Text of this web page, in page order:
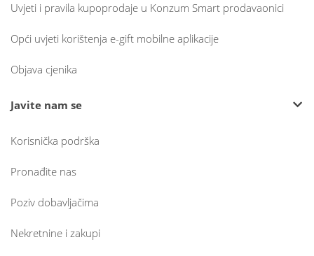
Uvjeti i pravila kupoprodaje u Konzum Smart prodavaonici
Opći uvjeti korištenja e-gift mobilne aplikacije
Objava cjenika
Javite nam se
Korisnička podrška
Pronađite nas
Poziv dobavljačima
Nekretnine i zakupi